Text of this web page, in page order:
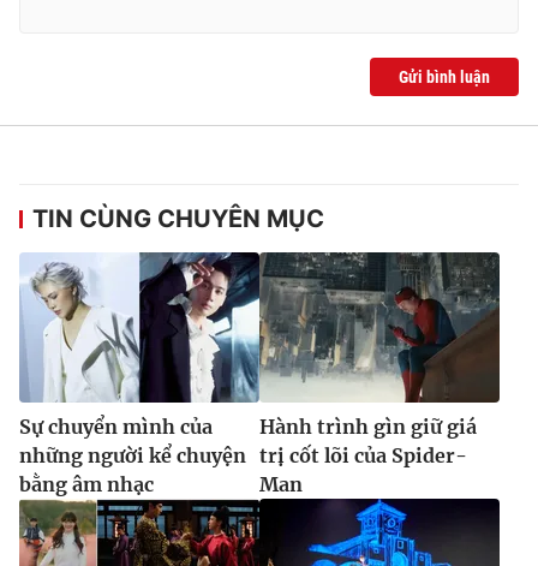
Gửi bình luận
TIN CÙNG CHUYÊN MỤC
Sự chuyển mình của
những người kể chuyện
bằng âm nhạc
Hành trình gìn giữ giá
trị cốt lõi của Spider-
Man